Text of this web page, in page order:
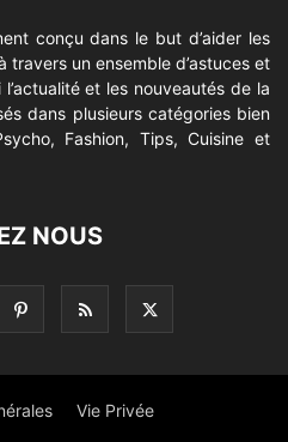
conçu dans le but d’aider les
travers un ensemble d’astuces et
et les nouveautés de la
dans plusieurs catégories bien
Fashion, Tips, Cuisine et
NOUS
Vie Privée